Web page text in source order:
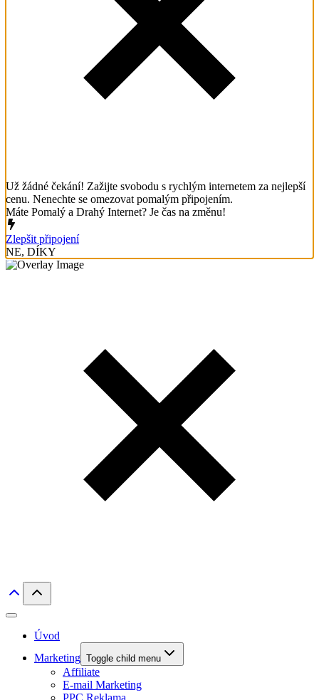
Už žádné čekání! Zažijte svobodu s rychlým internetem za nejlepší
cenu. Nenechte se omezovat pomalým připojením.
Máte Pomalý a Drahý Internet? Je čas na změnu!
Zlepšit připojení
NE, DÍKY
Úvod
Marketing Toggle child menu
Affiliate
E-mail Marketing
PPC Reklama